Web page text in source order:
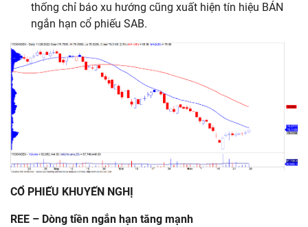
thống chỉ báo xu hướng cũng xuất hiện tín hiệu BÁN
ngắn hạn cổ phiếu SAB.
CỔ PHIẾU KHUYẾN NGHỊ
REE – Dòng tiền ngắn hạn tăng mạnh